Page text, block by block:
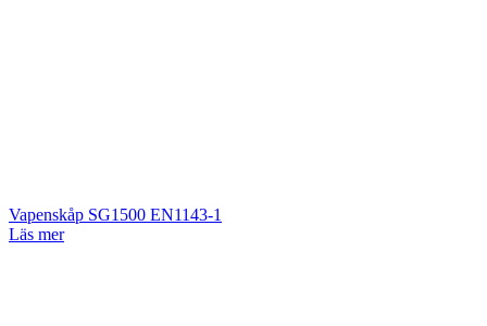
Vapenskåp SG1500 EN1143-1
Läs mer